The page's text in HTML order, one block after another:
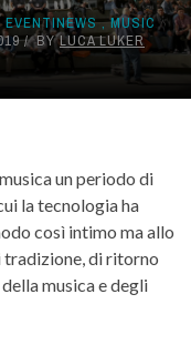
EVENTINEWS ,MUSIC
BYLUCA LUKER
un periodo di
la tecnologia ha
così intimo ma allo
tradizione, di ritorno
musica e degli